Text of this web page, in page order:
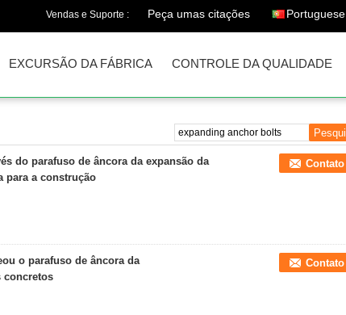
Vendas e Suporte : Peça umas citações Portuguese
EXCURSÃO DA FÁBRICA CONTROLE DA QUALIDADE
do parafuso de âncora da expansão da
para a construção
Contato
o parafuso de âncora da
concretos
Contato